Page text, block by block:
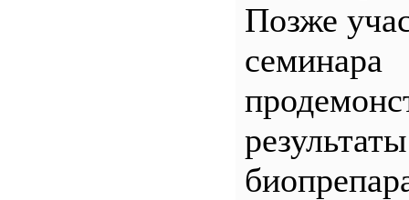
Позже
семинара